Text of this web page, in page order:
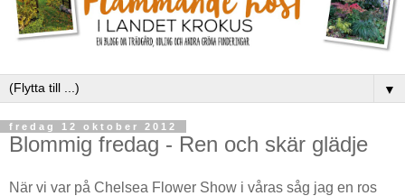
▼
fredag 12 oktober 2012
Blommig fredag - Ren och skär glädje
När vi var på Chelsea Flower Show i våras såg jag en ros